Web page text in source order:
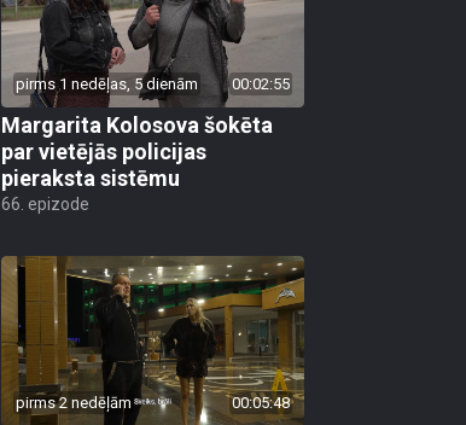
pirms 1 nedēļas, 5 dienām 00:02:55
Margarita Kolosova šokēta
par vietējās policijas
pieraksta sistēmu
66. epizode
pirms 2 nedēļām 00:05:48